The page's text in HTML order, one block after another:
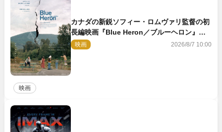
カナダの新鋭ソフィー・ロムヴァリ監督の初
長編映画『Blue Heron／ブルーヘロン』
10.23公開
映画 2026/8/7 10:00
映画